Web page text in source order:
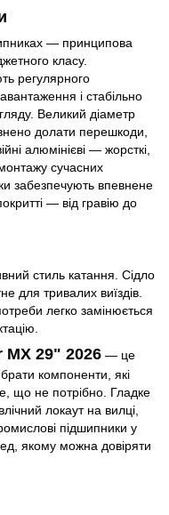
— принципова
класу.
регулярного
і стабільно
Великий діаметр
долати перешкоди,
алюмінієві — жорсткі,
сучасних
забезпечують впевнене
— від гравію до
стиль катання. Сідло
для тривалих виїздів.
легко замінюється
MX 29" 2026 — це
компоненти, які
що не потрібно. Гладке
локаут на вилці,
підшипники у
якому можна довіряти